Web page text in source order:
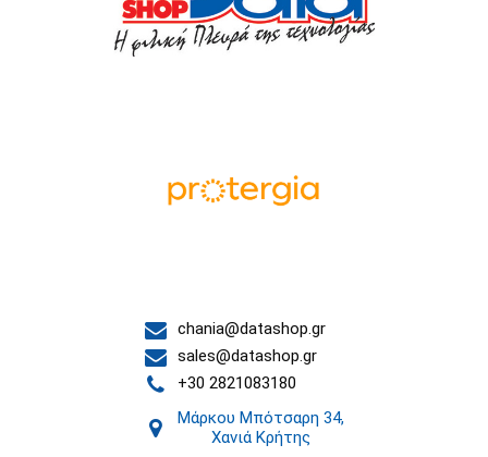
chania@datashop.gr
sales@datashop.gr
+30 2821083180
Μάρκου Μπότσαρη 34,
Χανιά Κρήτης